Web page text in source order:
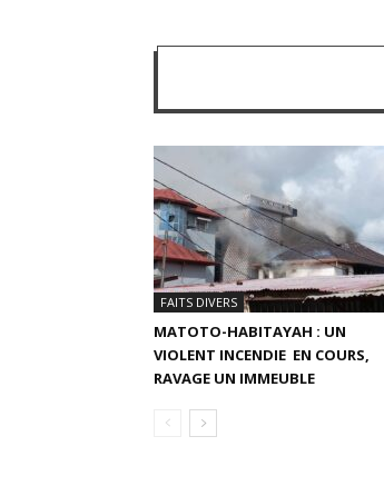
FAITS DIVERS
MATOTO-HABITAYAH : UN
VIOLENT INCENDIE EN COURS,
RAVAGE UN IMMEUBLE